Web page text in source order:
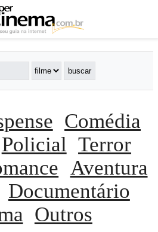
Comédia
Policial Terror
Aventura
Documentário
Outros